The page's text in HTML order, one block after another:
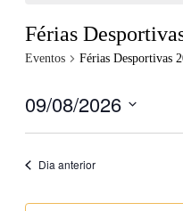
Férias
Eventos Férias Desportivas
09/08/2026
Dia anterior